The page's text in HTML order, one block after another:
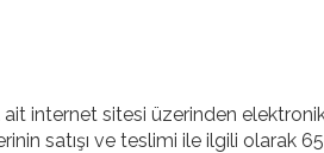
ait internet sitesi üzerinden
satışı ve teslimi ile ilgili olarak